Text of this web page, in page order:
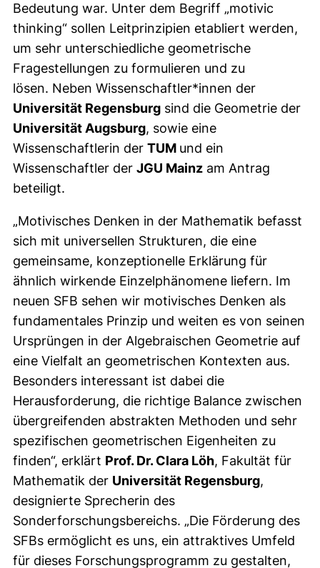
Bedeutung war. Unter dem Begriff „motivic
thinking“ sollen Leitprinzipien etabliert werden,
um sehr unterschiedliche geometrische
Fragestellungen zu formulieren und zu
lösen. Neben Wissenschaftler*innen der
Universität Regensburg sind die Geometrie der
Universität Augsburg, sowie eine
Wissenschaftlerin der TUM und ein
Wissenschaftler der JGU Mainz am Antrag
beteiligt.
„Motivisches Denken in der Mathematik befasst
sich mit universellen Strukturen, die eine
gemeinsame, konzeptionelle Erklärung für
ähnlich wirkende Einzelphänomene liefern. Im
neuen SFB sehen wir motivisches Denken als
fundamentales Prinzip und weiten es von seinen
Ursprüngen in der Algebraischen Geometrie auf
eine Vielfalt an geometrischen Kontexten aus.
Besonders interessant ist dabei die
Herausforderung, die richtige Balance zwischen
übergreifenden abstrakten Methoden und sehr
spezifischen geometrischen Eigenheiten zu
finden“, erklärt Prof. Dr. Clara Löh, Fakultät für
Mathematik der Universität Regensburg,
designierte Sprecherin des
Sonderforschungsbereichs. „Die Förderung des
SFBs ermöglicht es uns, ein attraktives Umfeld
für dieses Forschungsprogramm zu gestalten,